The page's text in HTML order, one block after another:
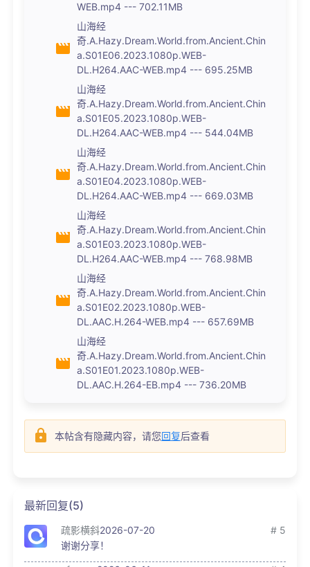
WEB.mp4 --- 702.11MB
山海经
奇.A.Hazy.Dream.World.from.Ancient.Chin
a.S01E06.2023.1080p.WEB-
DL.H264.AAC-WEB.mp4 --- 695.25MB
山海经
奇.A.Hazy.Dream.World.from.Ancient.Chin
a.S01E05.2023.1080p.WEB-
DL.H264.AAC-WEB.mp4 --- 544.04MB
山海经
奇.A.Hazy.Dream.World.from.Ancient.Chin
a.S01E04.2023.1080p.WEB-
DL.H264.AAC-WEB.mp4 --- 669.03MB
山海经
奇.A.Hazy.Dream.World.from.Ancient.Chin
a.S01E03.2023.1080p.WEB-
DL.H264.AAC-WEB.mp4 --- 768.98MB
山海经
奇.A.Hazy.Dream.World.from.Ancient.Chin
a.S01E02.2023.1080p.WEB-
DL.AAC.H.264-WEB.mp4 --- 657.69MB
山海经
奇.A.Hazy.Dream.World.from.Ancient.Chin
a.S01E01.2023.1080p.WEB-
DL.AAC.H.264-EB.mp4 --- 736.20MB
本帖含有隐藏内容，请您回复后查看
最新回复(5)
疏影横斜2026-07-20
# 5
谢谢分享！